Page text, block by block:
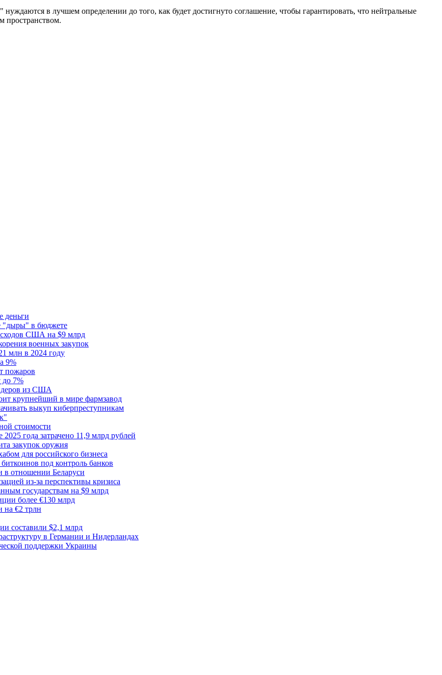
в лучшем определении до того, как будет достигнуто соглашение, чтобы гарантировать, что нейтральные
пространством.
деньги
"дыры" в бюджете
США на $9 млрд
военных закупок
млн в 2024 году
9%
пожаров
до 7%
из США
крупнейший в мире фармзавод
выкуп киберпреступникам
стоимости
года затрачено 11,9 млрд рублей
закупок оружия
для российского бизнеса
под контроль банков
в отношении Беларуси
из-за перспективы кризиса
государствам на $9 млрд
более €130 млрд
на €2 трлн
составили $2,1 млрд
в Германии и Нидерландах
поддержки Украины